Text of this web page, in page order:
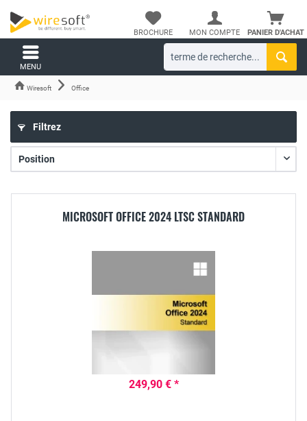
PANIER D'ACHAT
BROCHURE MON COMPTE
MENU
Wiresoft Office
Filtrez
MICROSOFT OFFICE 2024 LTSC STANDARD
249,90 € *